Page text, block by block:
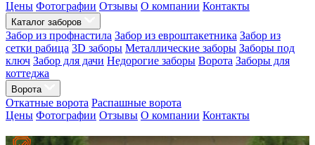
Цены Фотографии Отзывы О компании Контакты
Каталог заборов
Забор из профнастила Забор из евроштакетника Забор из
сетки рабица 3D заборы Металлические заборы Заборы под
ключ Забор для дачи Недорогие заборы Ворота Заборы для
коттеджа
Ворота
Откатные ворота Распашные ворота
Цены Фотографии Отзывы О компании Контакты